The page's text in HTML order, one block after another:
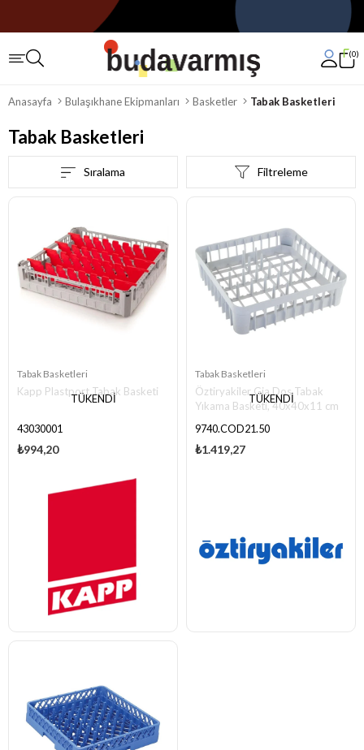
0
Anasayfa Bulaşıkhane Ekipmanları Basketler Tabak Basketleri
Tabak Basketleri
Filtreleme
Sıralama
TÜKENDI
Tabak Basketleri
Kapp Plastport Tabak Basketi
43030001
₺994,20
TÜKENDI
Tabak Basketleri
Öztiryakiler Gia Dos Tabak
Yıkama Basketi, 40x40x11 cm
9740.COD21.50
₺1.419,27